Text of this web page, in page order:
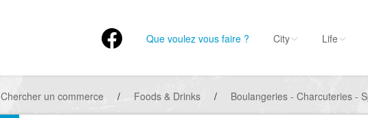
Que voulez vous faire ? City Life
Chercher un commerce / Foods & Drinks / Boulangeries - Charcuteries -